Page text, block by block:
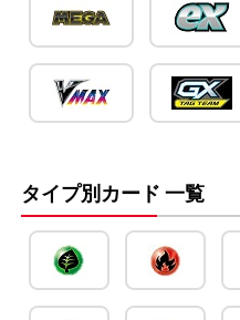
タイプ別カード 一覧